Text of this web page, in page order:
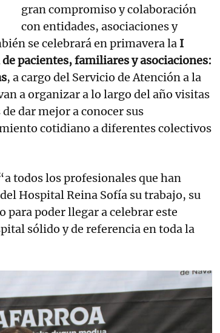
gran compromiso y colaboración
con entidades, asociaciones y
se celebrará en primavera la I
pacientes, familiares y asociaciones:
, a cargo del Servicio de Atención a la
a organizar a lo largo del año visitas
dar mejor a conocer sus
cotidiano a diferentes colectivos
todos los profesionales que han
Hospital Reina Sofía su trabajo, su
para poder llegar a celebrar este
sólido y de referencia en toda la